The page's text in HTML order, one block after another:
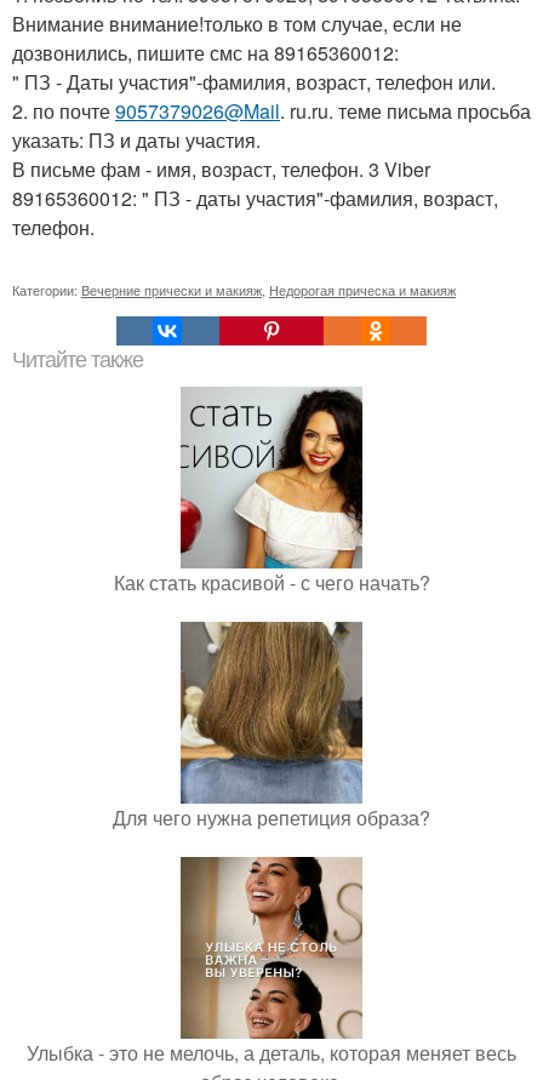
Внимание внимание!только в том случае, если не
дозвонились, пишите смс на 89165360012:
" ПЗ - Даты участия"-фамилия, возраст, телефон или.
2. по почте9057379026@Mail. ru.ru. теме письма просьба
указать: ПЗ и даты участия.
В письме фам - имя, возраст, телефон. 3 Viber
89165360012: " ПЗ - даты участия"-фамилия, возраст,
телефон.
Категории: Вечерние прически и макияж Недорогая прическа и макияж
Читайте также
Как стать красивой - с чего начать?
Для чего нужна репетиция образа?
Улыбка - это не мелочь, а деталь, которая меняет весь